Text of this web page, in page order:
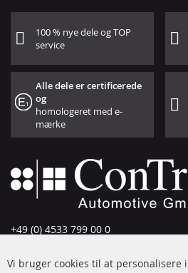
100 % nye dele og TOP
service
Alle dele er certificerede
og
homologeret med e-
mærke
+49 (0) 4533 799 00 0
info@contra-automotive.de
Vi bruger cookies til at personalisere